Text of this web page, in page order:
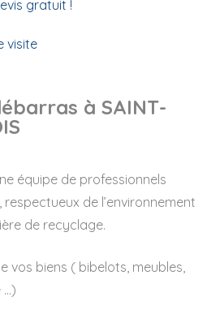
gratuit !
visite
à SAINT-
équipe de professionnels
de l’environnement
de recyclage.
vos biens ( bibelots, meubles,
…)